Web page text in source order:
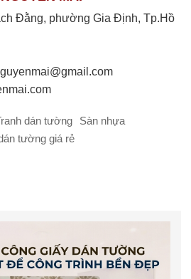
Đằng, phường Gia Định, Tp.Hồ
dán tường
Sàn nhựa
tường giá rẻ